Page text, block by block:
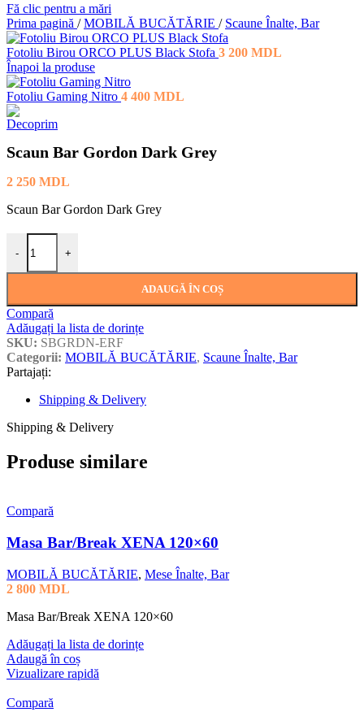
Fă clic pentru a mări
Prima pagină / MOBILĂ BUCĂTĂRIE / Scaune Înalte, Bar
Fotoliu Birou ORCO PLUS Black Stofa 3 200 MDL
Înapoi la produse
Fotoliu Gaming Nitro 4 400 MDL
Scaun Bar Gordon Dark Grey
2 250 MDL
Scaun Bar Gordon Dark Grey
-
Cantitate Scaun Bar Gordon Dark Grey
+
ADAUGĂ ÎN COȘ
Compară
Adăugați la lista de dorințe
SKU: SBGRDN-ERF
Categorii: MOBILĂ BUCĂTĂRIE, Scaune Înalte, Bar
Partajați:
Shipping & Delivery
Shipping & Delivery
Produse similare
Compară
Masa Bar/Break XENA 120×60
MOBILĂ BUCĂTĂRIE, Mese Înalte, Bar
2 800 MDL
Masa Bar/Break XENA 120×60
Adăugați la lista de dorințe
Adaugă în coș
Vizualizare rapidă
Compară